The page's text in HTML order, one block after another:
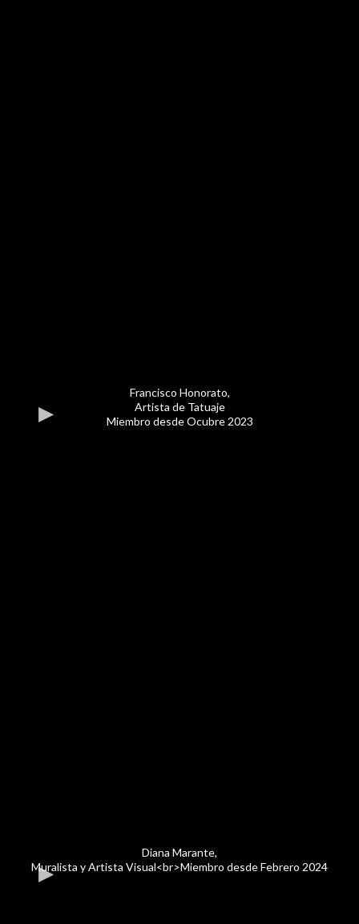
Francisco Honorato,
Artista de Tatuaje
Miembro desde Ocubre 2023
Diana Marante,
Muralista y Artista Visual<br>Miembro desde Febrero 2024